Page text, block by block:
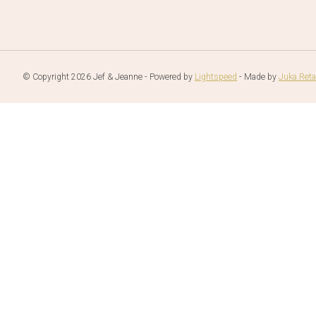
© Copyright 2026 Jef & Jeanne - Powered by Lightspeed - Made by